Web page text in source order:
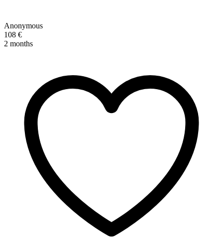
Anonymous
108 €
2 months